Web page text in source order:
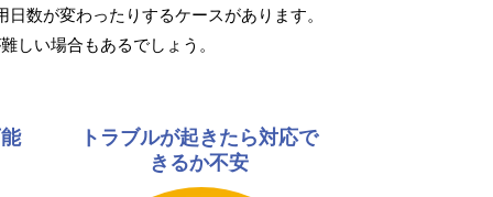
数が変わったりするケースがあります。
しい場合もあるでしょう。
トラブルが起きたら対応で
きるか不安